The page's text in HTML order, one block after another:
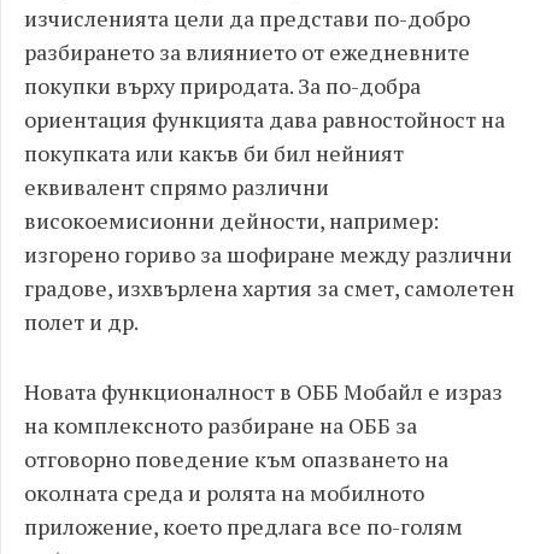
изчисленията цели да представи по-добро
разбирането за влиянието от ежедневните
покупки върху природата. За по-добра
ориентация функцията дава равностойност на
покупката или какъв би бил нейният
еквивалент спрямо различни
високоемисионни дейности, например:
изгорено гориво за шофиране между различни
градове, изхвърлена хартия за смет, самолетен
полет и др.
Новата функционалност в ОББ Мобайл е израз
на комплексното разбиране на ОББ за
отговорно поведение към опазването на
околната среда и ролята на мобилното
приложение, което предлага все по-голям